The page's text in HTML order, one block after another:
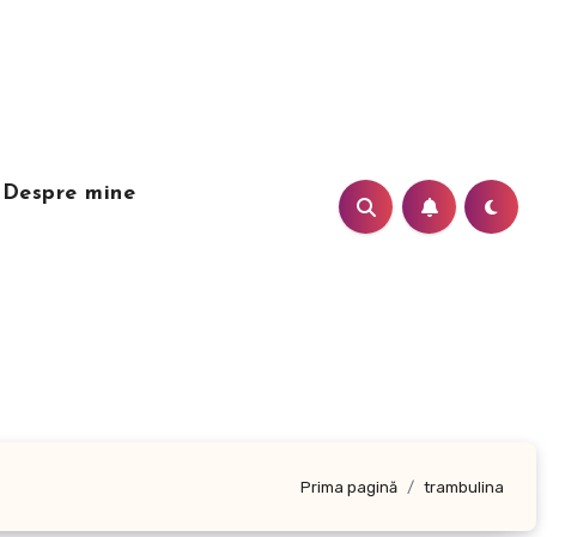
Despre mine
Prima pagină trambulina